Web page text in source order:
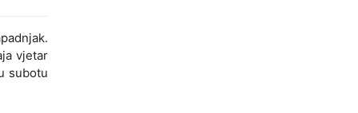
vjetar
subotu